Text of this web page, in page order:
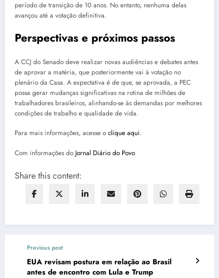
período de transição de 10 anos. No entanto, nenhuma delas
avançou até a votação definitiva.
Perspectivas e próximos passos
A CCJ do Senado deve realizar novas audiências e debates antes
de aprovar a matéria, que posteriormente vai à votação no
plenário da Casa. A expectativa é de que, se aprovada, a PEC
possa gerar mudanças significativas na rotina de milhões de
trabalhadores brasileiros, alinhando-se às demandas por melhores
condições de trabalho e qualidade de vida.
Para mais informações, acesse o clique aqui.
Com informações do Jornal Diário do Povo
Share this content:
Previous post
EUA revisam postura em relação ao Brasil
antes de encontro com Lula e Trump